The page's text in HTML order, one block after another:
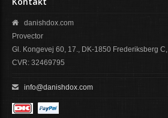
danishdox.com
Provector
Gl. Kongevej 60, 17., DK-1850 Frederiksberg C,
CVR: 32469795
info@danishdox.com